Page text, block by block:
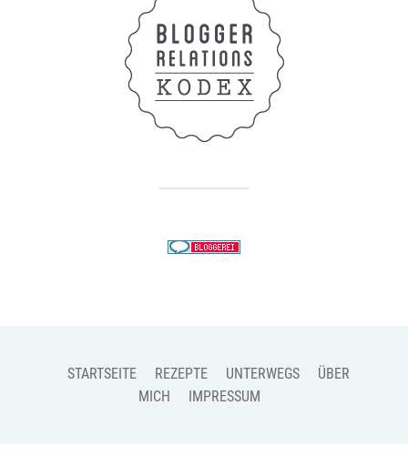
STARTSEITE REZEPTE UNTERWEGS
ÜBER
MICH
IMPRESSUM